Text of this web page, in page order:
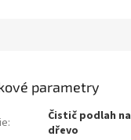
parametry
:
Čistič podlah na
dřevo